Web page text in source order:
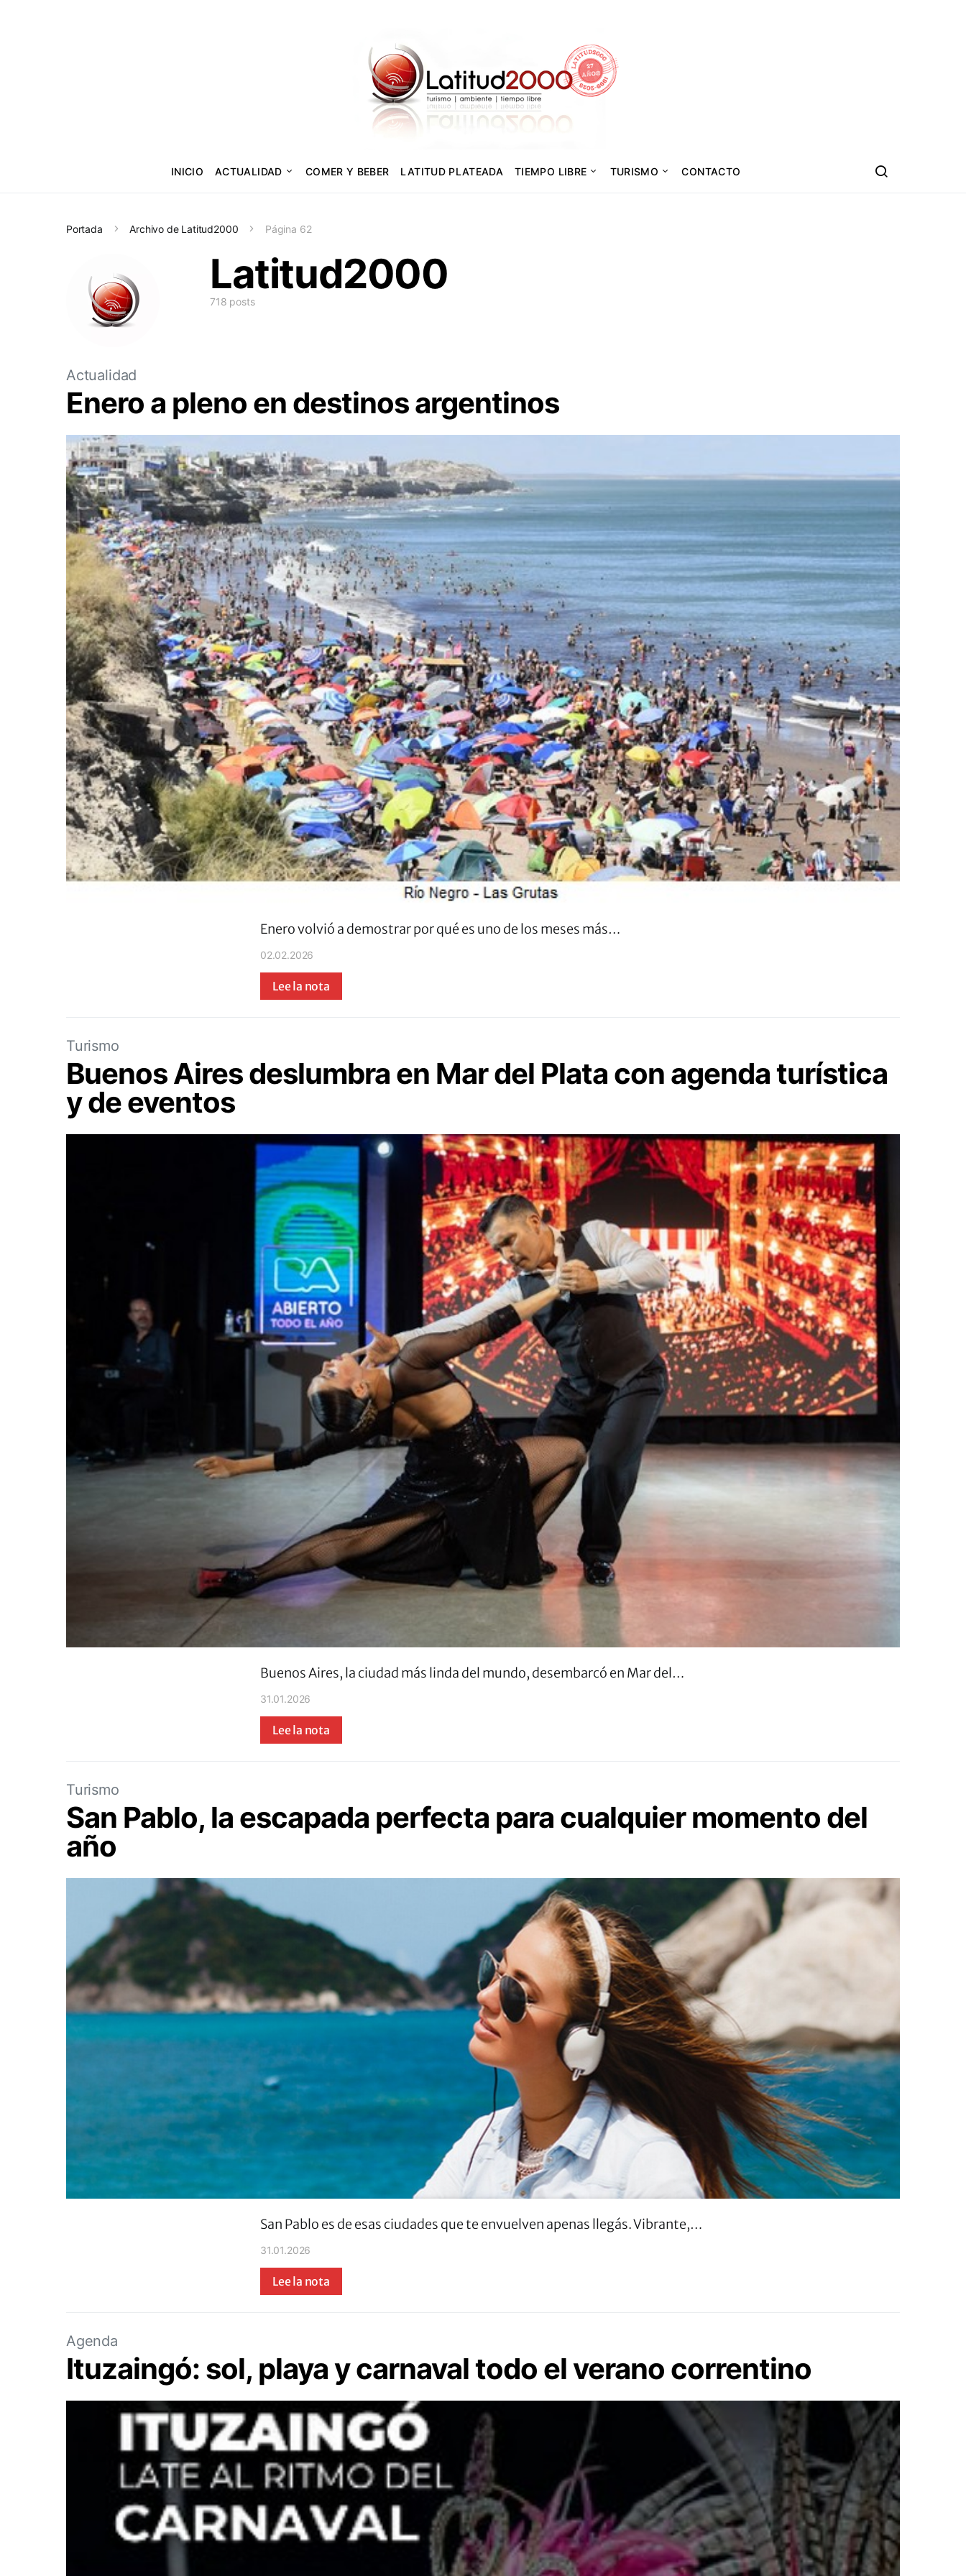
INICIO ACTUALIDAD COMER Y BEBER LATITUD PLATEADA TIEMPO LIBRE TURISMO CONTACTO
Portada Archivo de Latitud2000 Página 62
Latitud2000
718 posts
Actualidad
Enero a pleno en destinos argentinos
Enero volvió a demostrar por qué es uno de los meses más…
02.02.2026
Lee la nota
Turismo
Buenos Aires deslumbra en Mar del Plata con agenda turística
y de eventos
Buenos Aires, la ciudad más linda del mundo, desembarcó en Mar del…
31.01.2026
Lee la nota
Turismo
San Pablo, la escapada perfecta para cualquier momento del
año
San Pablo es de esas ciudades que te envuelven apenas llegás. Vibrante,…
31.01.2026
Lee la nota
Agenda
Ituzaingó: sol, playa y carnaval todo el verano correntino